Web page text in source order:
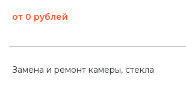
от 0 рублей
Замена и ремонт камеры, стекла